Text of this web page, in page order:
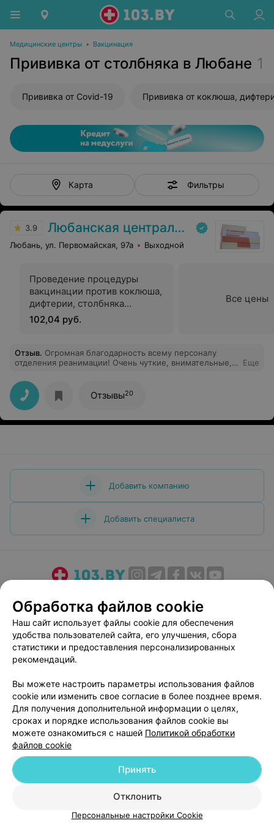
Медицинские центры • Вакцинация
Прививка от столбняка в Любане 1
Прививка от Covid-19
Карта Фильтры
3.9 Любанская центральная районная больница
Любань, ул. Первомайская, 97а Выходной
Проведение процедуры
вакцинации против коклюша,
дифтерии, столбняка
«Адасель», Канада
102,04 руб.
Все цены
Отзыв. Огромная благодарность всему персоналу
отделения реанимации! Очень чуткие, внимательные,
поклон- прошло уже два года, а я до сих пор живу и с
теплотой вспоминая этих людей!!!
Еще
Отзывы20
Добавить компанию
Добавить специалиста
Медицинский маркетинг
Публичный договор
Пользовательское соглашение
Способы оплаты
Вакансии
Партнеры
Написать руководителю 103.by
Персональные настройки cookie
Обработка персональных данных
© 2026 ООО «Артокс Лаб», УНП 191700409| 220012, Республика Беларусь,
г. Минск, улица Толбухина, 2, пом. 16 | help@103.by
Обработка файлов cookie
Наш сайт использует файлы cookie для обеспечения
удобства пользователей сайта, его улучшения, сбора
статистики и предоставления персонализированных
рекомендаций.
Вы можете настроить параметры использования файлов
cookie или изменить свое согласие в более позднее время.
Для получения дополнительной информации о целях,
сроках и порядке использования файлов cookie вы
можете ознакомиться с нашей Политикой обработки
файлов cookie
Отклонить
Принять
Персональные настройки Cookie